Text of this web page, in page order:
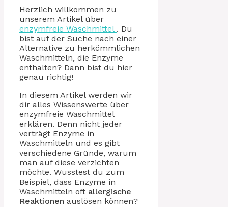
Herzlich willkommen zu
unserem Artikel über
enzymfreie Waschmittel . Du
bist auf der Suche nach einer
Alternative zu herkömmlichen
Waschmitteln, die Enzyme
enthalten? Dann bist du hier
genau richtig!
In diesem Artikel werden wir
dir alles Wissenswerte über
enzymfreie Waschmittel
erklären. Denn nicht jeder
verträgt Enzyme in
Waschmitteln und es gibt
verschiedene Gründe, warum
man auf diese verzichten
möchte. Wusstest du zum
Beispiel, dass Enzyme in
Waschmitteln oft allergische
Reaktionen auslösen können?